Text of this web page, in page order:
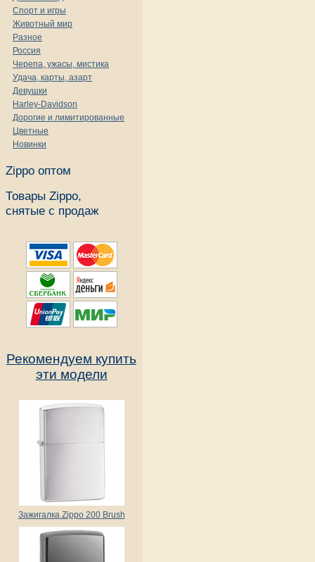
Спорт и игры
Животный мир
Разное
Россия
Черепа, ужасы, мистика
Удача, карты, азарт
Девушки
Harley-Davidson
Дорогие и лимитированные
Цветные
Новинки
Zippo оптом
Товары Zippo,
снятые с продаж
Рекомендуем купить
эти модели
Зажигалка Zippo 200 Brush